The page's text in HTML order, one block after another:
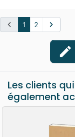
chevron_left 1 2 chevron_right
edit
Les clients
également